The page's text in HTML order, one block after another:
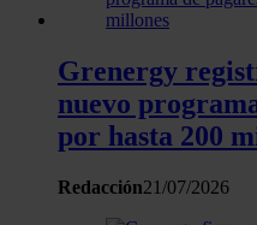
Grenergy
nuevo
por hasta 200
Redacción21/07/2026